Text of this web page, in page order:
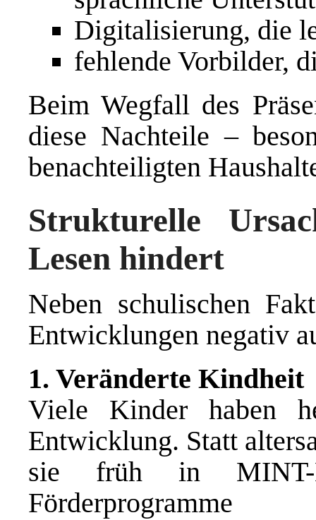
Digitalisierung, die
fehlende Vorbilder,
Beim Wegfall des
diese Nachteile –
benachteiligten
Strukturelle
Lesen hindert
Neben schulischen
Entwicklungen negativ
1. Veränderte Kindheit
Viele Kinder haben
Entwicklung. Statt
sie früh in MINT-